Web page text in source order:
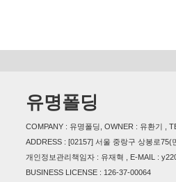
유명폴딩
COMPANY : 유명폴딩, OWNER : 유환기 ,
ADDRESS : [02157] 서울 중랑구 상봉로75(
개인정보관리책임자 : 유재혁 , E-MAIL :
BUSINESS LICENSE : 126-37-00064